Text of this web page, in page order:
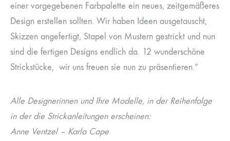
einer vorgegebenen Farbpalette ein neues, zeitgemäßeres
Design erstellen sollten. Wir haben Ideen ausgetauscht,
Skizzen angefertigt, Stapel von Mustern gestrickt und nun
sind die fertigen Designs endlich da. 12 wunderschöne
Strickstücke, wir uns freuen sie nun zu präsentieren.”
Alle Designerinnen und Ihre Modelle, in der Reihenfolge
in der die Strickanleitungen erscheinen:
Anne Ventzel – Karla Cape